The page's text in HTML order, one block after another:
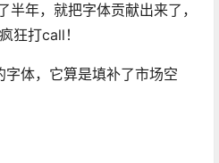
半年，就把字体贡献出来了，
狂打call！
体，它算是填补了市场空